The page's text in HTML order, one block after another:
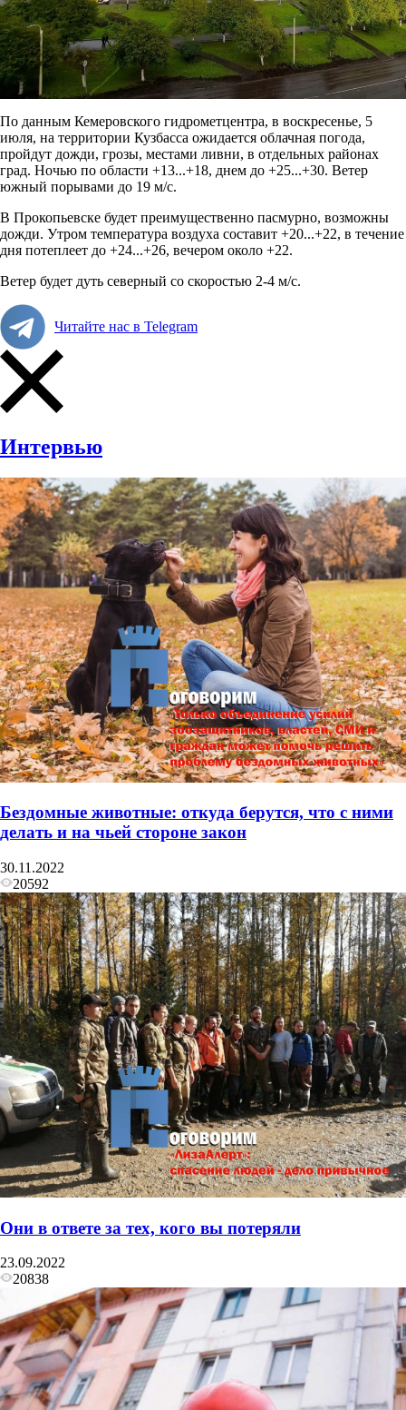
По данным Кемеровского гидрометцентра, в воскресенье, 5
июля, на территории Кузбасса ожидается облачная погода,
пройдут дожди, грозы, местами ливни, в отдельных районах
град. Ночью по области +13...+18, днем до +25...+30. Ветер
южный порывами до 19 м/с.
В Прокопьевске будет преимущественно пасмурно, возможны
дожди. Утром температура воздуха составит +20...+22, в течение
дня потеплеет до +24...+26, вечером около +22.
Ветер будет дуть северный со скоростью 2-4 м/с.
Читайте нас в Telegram
Интервью
Бездомные животные: откуда берутся, что с ними
делать и на чьей стороне закон
30.11.2022
20592
Они в ответе за тех, кого вы потеряли
23.09.2022
20838